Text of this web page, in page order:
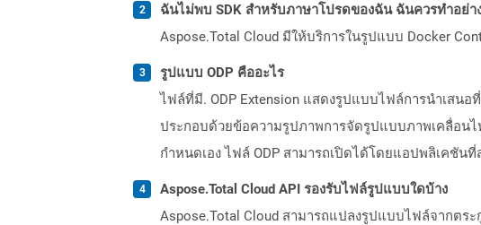
ฉันไม่พบ SDK สำหรับภาษาโปรดของฉัน ฉันควรทำอย่า
Aspose.Total Cloud มีให้บริการในรูปแบบ Docker
รูปแบบ ODP คืออะไร
ไฟล์ที่มี. ODP Extension แสดงรูปแบบไฟล์การนำเสน
ประกอบด้วยข้อความรูปภาพการจัดรูปแบบภาพเคลื่อน
กำหนดเอง ไฟล์ ODP สามารถเปิดได้โดยแอปพลิเคชัน
Aspose.Total Cloud API รองรับไฟล์รูปแบบใดบ้าง
Aspose.Total Cloud สามารถแปลงรูปแบบไฟล์จากตระ